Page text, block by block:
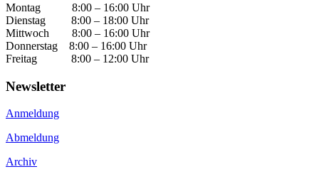
Montag 8:00 – 16:00 Uhr
Dienstag 8:00 – 18:00 Uhr
Mittwoch 8:00 – 16:00 Uhr
Donnerstag 8:00 – 16:00 Uhr
Freitag 8:00 – 12:00 Uhr
Newsletter
Anmeldung
Abmeldung
Archiv